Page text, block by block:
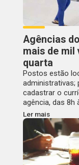
Agências
mais de mil
quarta
Postos estão
administrativas;
cadastrar o
agência, das 8h
Ler mais